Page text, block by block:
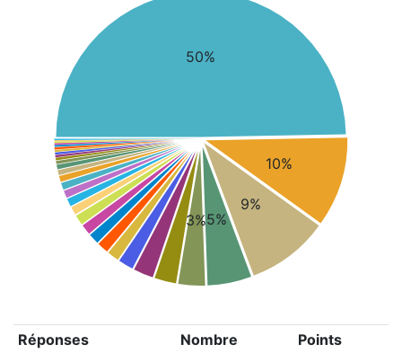
50%
10%
9%
5%
3%
Réponses Nombre
Points